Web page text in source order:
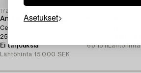
Asetukset
1722818
An Oktagonal silk Qum rug,
Central Persia, signed, c. 250 x
250 cm.
Ei tarjouksia
6p 15 h
Lähtöhinta 15 000 SEK
Lähtöhinta